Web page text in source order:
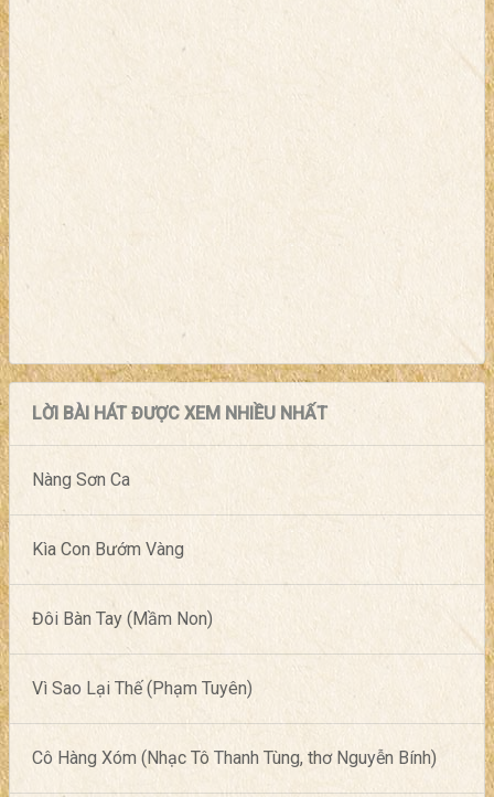
LỜI BÀI HÁT ĐƯỢC XEM NHIỀU NHẤT
Nàng Sơn Ca
Kìa Con Bướm Vàng
Đôi Bàn Tay (Mầm Non)
Vì Sao Lại Thế (Phạm Tuyên)
Cô Hàng Xóm (Nhạc Tô Thanh Tùng, thơ Nguyễn Bính)